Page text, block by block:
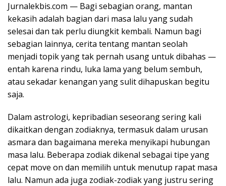
Jurnalekbis.com — Bagi sebagian orang, mantan
kekasih adalah bagian dari masa lalu yang sudah
selesai dan tak perlu diungkit kembali. Namun bagi
sebagian lainnya, cerita tentang mantan seolah
menjadi topik yang tak pernah usang untuk dibahas —
entah karena rindu, luka lama yang belum sembuh,
atau sekadar kenangan yang sulit dihapuskan begitu
saja.
Dalam astrologi, kepribadian seseorang sering kali
dikaitkan dengan zodiaknya, termasuk dalam urusan
asmara dan bagaimana mereka menyikapi hubungan
masa lalu. Beberapa zodiak dikenal sebagai tipe yang
cepat move on dan memilih untuk menutup rapat masa
lalu. Namun ada juga zodiak-zodiak yang justru sering